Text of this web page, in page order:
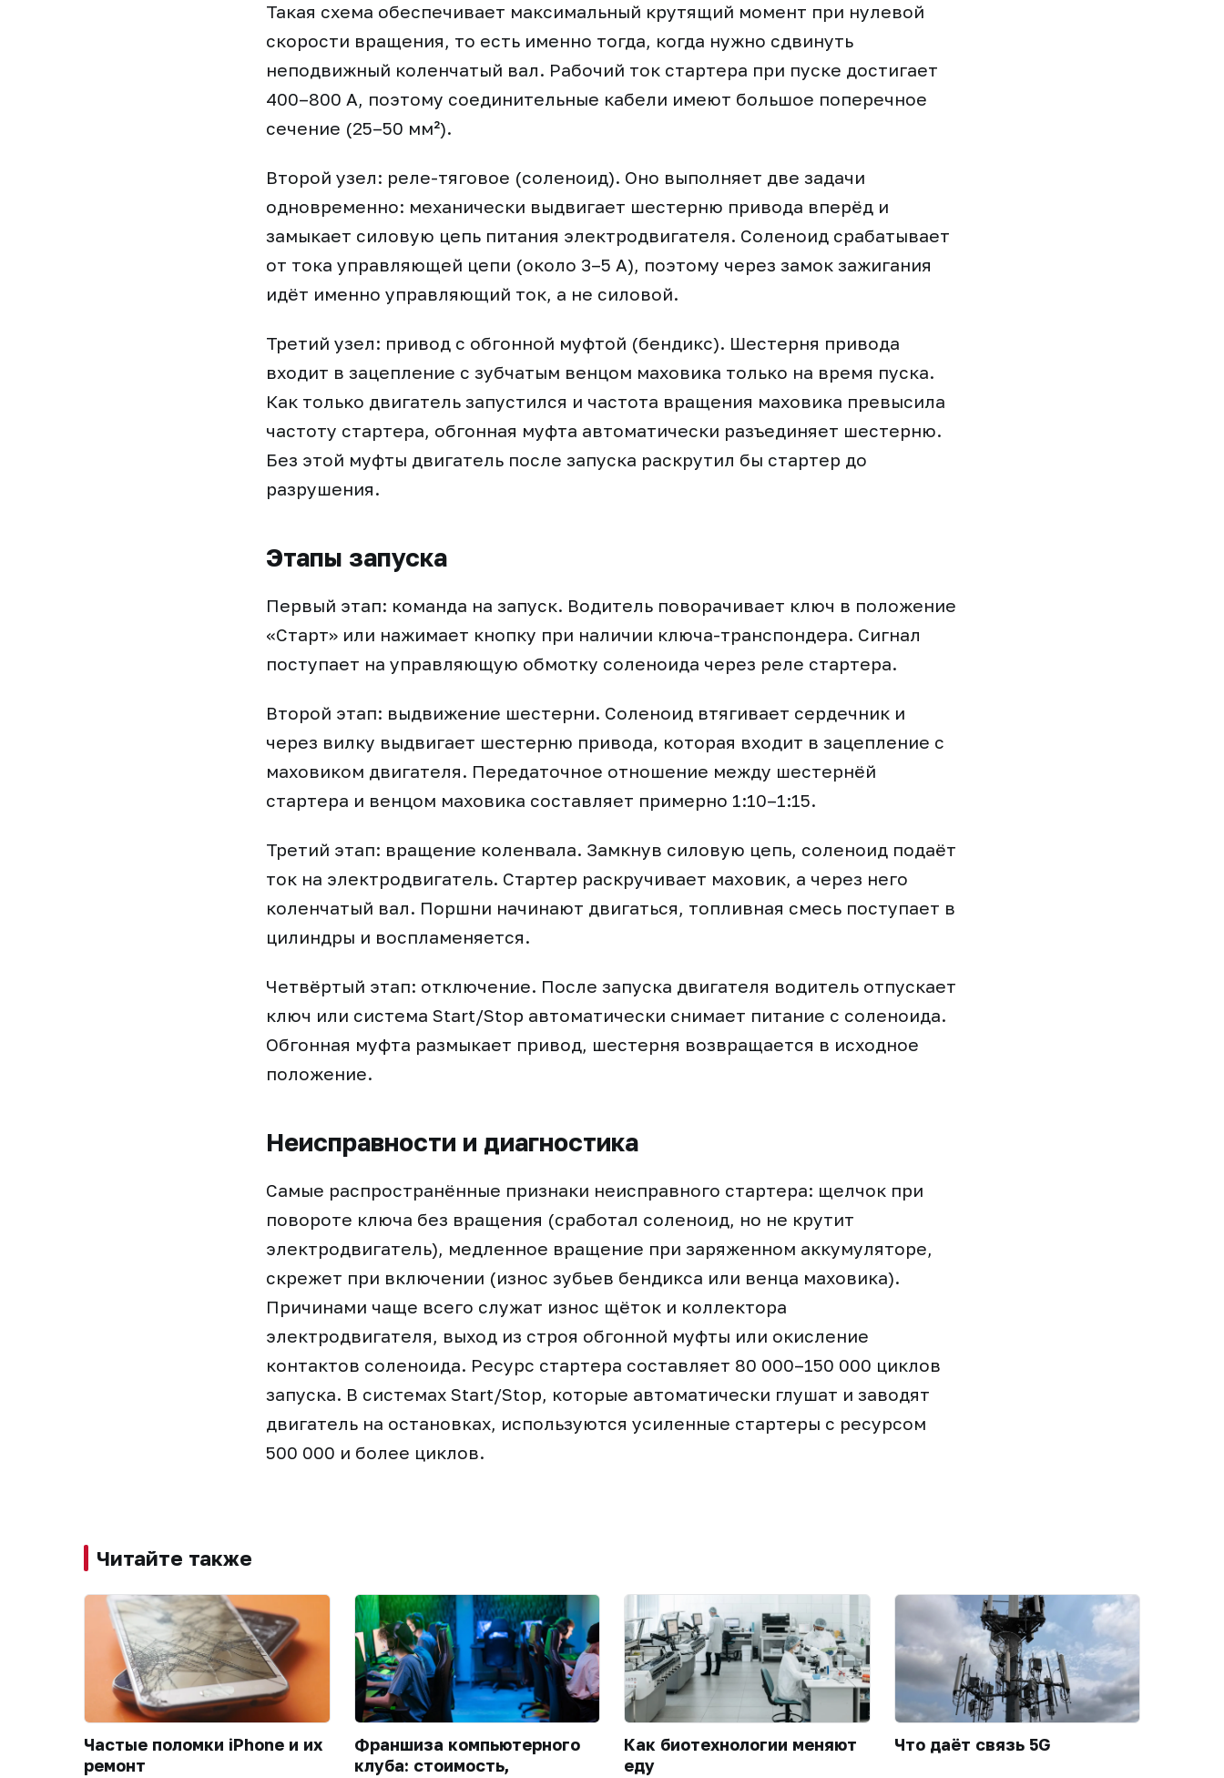
Такая схема обеспечивает максимальный крутящий момент при нулевой
скорости вращения, то есть именно тогда, когда нужно сдвинуть
неподвижный коленчатый вал. Рабочий ток стартера при пуске достигает
400–800 А, поэтому соединительные кабели имеют большое поперечное
сечение (25–50 мм²).
Второй узел: реле-тяговое (соленоид). Оно выполняет две задачи
одновременно: механически выдвигает шестерню привода вперёд и
замыкает силовую цепь питания электродвигателя. Соленоид срабатывает
от тока управляющей цепи (около 3–5 А), поэтому через замок зажигания
идёт именно управляющий ток, а не силовой.
Третий узел: привод с обгонной муфтой (бендикс). Шестерня привода
входит в зацепление с зубчатым венцом маховика только на время пуска.
Как только двигатель запустился и частота вращения маховика превысила
частоту стартера, обгонная муфта автоматически разъединяет шестерню.
Без этой муфты двигатель после запуска раскрутил бы стартер до
разрушения.
Этапы запуска
Первый этап: команда на запуск. Водитель поворачивает ключ в положение
«Старт» или нажимает кнопку при наличии ключа-транспондера. Сигнал
поступает на управляющую обмотку соленоида через реле стартера.
Второй этап: выдвижение шестерни. Соленоид втягивает сердечник и
через вилку выдвигает шестерню привода, которая входит в зацепление с
маховиком двигателя. Передаточное отношение между шестернёй
стартера и венцом маховика составляет примерно 1:10–1:15.
Третий этап: вращение коленвала. Замкнув силовую цепь, соленоид подаёт
ток на электродвигатель. Стартер раскручивает маховик, а через него
коленчатый вал. Поршни начинают двигаться, топливная смесь поступает в
цилиндры и воспламеняется.
Четвёртый этап: отключение. После запуска двигателя водитель отпускает
ключ или система Start/Stop автоматически снимает питание с соленоида.
Обгонная муфта размыкает привод, шестерня возвращается в исходное
положение.
Неисправности и диагностика
Самые распространённые признаки неисправного стартера: щелчок при
повороте ключа без вращения (сработал соленоид, но не крутит
электродвигатель), медленное вращение при заряженном аккумуляторе,
скрежет при включении (износ зубьев бендикса или венца маховика).
Причинами чаще всего служат износ щёток и коллектора
электродвигателя, выход из строя обгонной муфты или окисление
контактов соленоида. Ресурс стартера составляет 80 000–150 000 циклов
запуска. В системах Start/Stop, которые автоматически глушат и заводят
двигатель на остановках, используются усиленные стартеры с ресурсом
500 000 и более циклов.
Читайте также
Частые поломки iPhone и их
ремонт
Франшиза компьютерного
клуба: стоимость,
Как биотехнологии меняют
еду
Что даёт связь 5G